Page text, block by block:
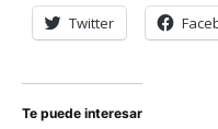
Twitter
Te puede interesar